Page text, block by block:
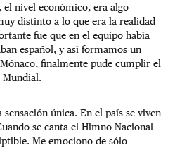
el nivel económico, era algo
distinto a lo que era la realidad
fue que en el equipo había
español, y así formamos un
finalmente pude cumplir el
Mundial.
única. En el país se viven
se canta el Himno Nacional
Me emociono de sólo